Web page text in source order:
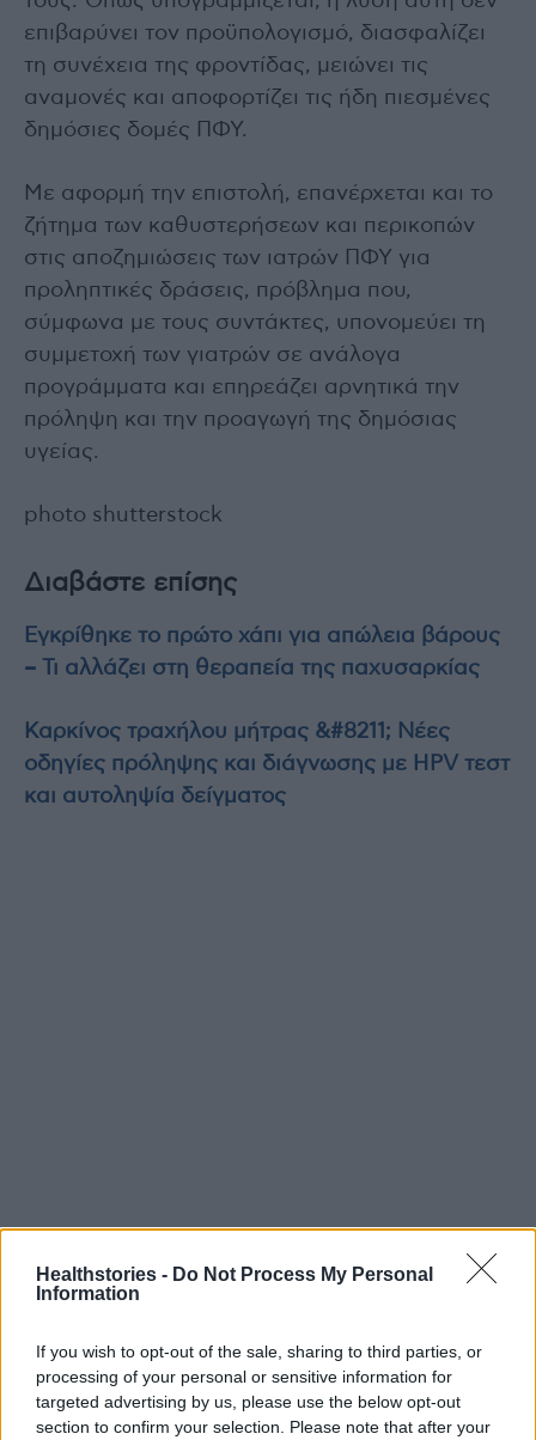
Healthstories - Do Not Process My Personal
Information
If you wish to opt-out of the sale, sharing to third parties, or
processing of your personal or sensitive information for
targeted advertising by us, please use the below opt-out
section to confirm your selection. Please note that after your
επιβαρύνει τον προϋπολογισμό, διασφαλίζει
τη συνέχεια της φροντίδας, μειώνει τις
αναμονές και αποφορτίζει τις ήδη πιεσμένες
δημόσιες δομές ΠΦΥ.
Με αφορμή την επιστολή, επανέρχεται και το
ζήτημα των καθυστερήσεων και περικοπών
στις αποζημιώσεις των ιατρών ΠΦΥ για
προληπτικές δράσεις, πρόβλημα που,
σύμφωνα με τους συντάκτες, υπονομεύει τη
συμμετοχή των γιατρών σε ανάλογα
προγράμματα και επηρεάζει αρνητικά την
πρόληψη και την προαγωγή της δημόσιας
υγείας.
photo shutterstock
Διαβάστε επίσης
Εγκρίθηκε το πρώτο χάπι για απώλεια βάρους
– Τι αλλάζει στη θεραπεία της παχυσαρκίας
Καρκίνος τραχήλου μήτρας &#8211; Νέες
οδηγίες πρόληψης και διάγνωσης με HPV τεστ
και αυτοληψία δείγματος